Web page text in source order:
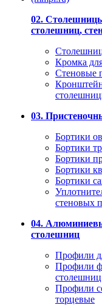
02.
столешниц,
Кромка
Стеновые
03.
Бортики
Бортики
Бортики
Бортики
Бортики
стеновых
04.
столешниц
Профили
Профили
столешниц
Профили
торцевые